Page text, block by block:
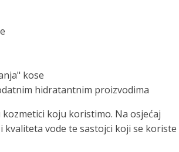
kose
hidratantnim proizvodima
kozmetici koju koristimo. Na osjećaj
kvaliteta vode te sastojci koji se koriste